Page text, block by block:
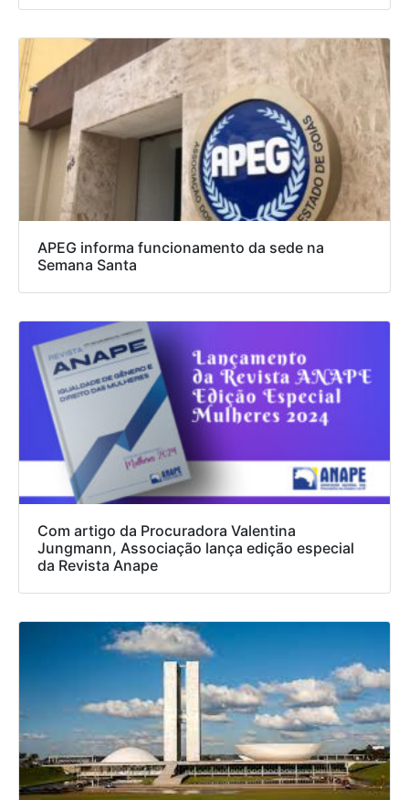
APEG informa funcionamento da sede na
Semana Santa
Com artigo da Procuradora Valentina
Jungmann, Associação lança edição especial
da Revista Anape